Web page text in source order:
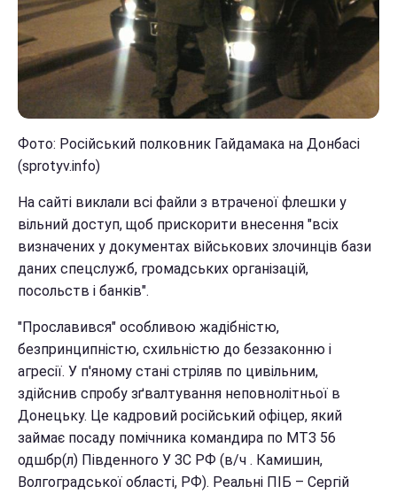
Фото: Російський полковник Гайдамака на Донбасі
(sprotyv.info)
На сайті виклали всі файли з втраченої флешки у
вільний доступ, щоб прискорити внесення "всіх
визначених у документах військових злочинців бази
даних спецслужб, громадських організацій,
посольств і банків".
"Прославився" особливою жадібністю,
безпринципністю, схильністю до беззаконню і
агресії. У п'яному стані стріляв по цивільним,
здійснив спробу зґвалтування неповнолітньої в
Донецьку. Це кадровий російський офіцер, який
займає посаду помічника командира по МТЗ 56
одшбр(л) Південного У ЗС РФ (в/ч . Камишин,
Волгоградської області, РФ). Реальні ПІБ – Сергій